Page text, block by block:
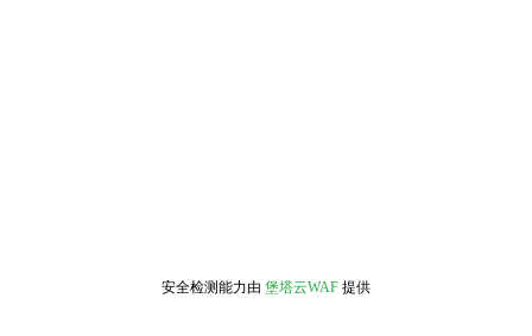
安全检测能力由 堡塔云WAF 提供